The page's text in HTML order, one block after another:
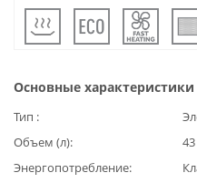
Основные характеристики
Тип
Объем (л)
43
Энергопотребление